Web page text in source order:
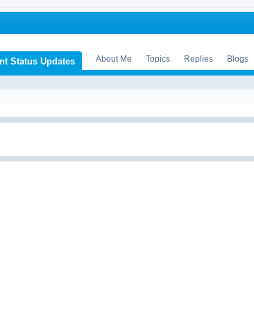
Status Updates About Me Topics Replies Blogs